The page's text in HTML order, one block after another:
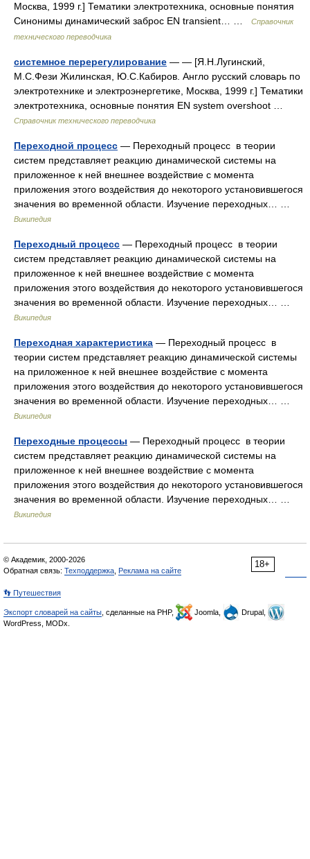
Москва, 1999 г.] Тематики электротехника, основные понятия
Синонимы динамический заброс EN transient… …
Справочник
технического переводчика
системное перерегулирование — — [Я.Н.Лугинский,
М.С.Фези Жилинская, Ю.С.Кабиров. Англо русский словарь по
электротехнике и электроэнергетике, Москва, 1999 г.] Тематики
электротехника, основные понятия EN system overshoot …
Справочник технического переводчика
Переходной процесс — Переходный процесс в теории
систем представляет реакцию динамической системы на
приложенное к ней внешнее воздействие с момента
приложения этого воздействия до некоторого установившегося
значения во временной области. Изучение переходных… …
Википедия
Переходный процесс — Переходный процесс в теории
систем представляет реакцию динамической системы на
приложенное к ней внешнее воздействие с момента
приложения этого воздействия до некоторого установившегося
значения во временной области. Изучение переходных… …
Википедия
Переходная характеристика — Переходный процесс в
теории систем представляет реакцию динамической системы
на приложенное к ней внешнее воздействие с момента
приложения этого воздействия до некоторого установившегося
значения во временной области. Изучение переходных… …
Википедия
Переходные процессы — Переходный процесс в теории
систем представляет реакцию динамической системы на
приложенное к ней внешнее воздействие с момента
приложения этого воздействия до некоторого установившегося
значения во временной области. Изучение переходных… …
Википедия
18+
© Академик, 2000-2026
Обратная связь: Техподдержка Реклама на сайте
👣 Путешествия
Экспорт словарей на сайты , сделанные на PHP, Joomla,
Drupal,
WordPress, MODx.